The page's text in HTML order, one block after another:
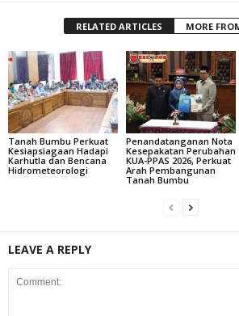
RELATED ARTICLES MORE
Tanah Bumbu Perkuat
Kesiapsiagaan Hadapi
Karhutla dan Bencana
Hidrometeorologi
Penandatanganan Nota
Kesepakatan Perubahan
KUA-PPAS 2026, Perkuat
Arah Pembangunan
Tanah Bumbu
LEAVE A REPLY